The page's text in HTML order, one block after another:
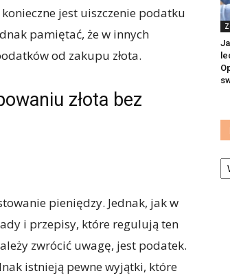
jest uiszczenie podatku
pamiętać, że w innych
od zakupu złota.
złota bez
pieniędzy. Jednak, jak w
i przepisy, które regulują ten
zwrócić uwagę, jest podatek.
istnieją pewne wyjątki, które